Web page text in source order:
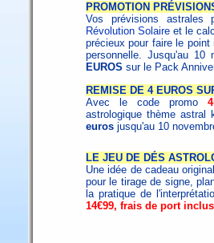
PROMOTION
Vos prévisions astrales
Révolution Solaire et le
précieux pour faire le
personnelle. Jusqu'au 10
EUROS sur le Pack
REMISE DE 4 EUROS
Avec le code promo
astrologique thème
euros jusqu'au 10
LE JEU DE DÉS
Une idée de cadeau
pour le tirage de signe,
la pratique de
14€99, frais de port inclus